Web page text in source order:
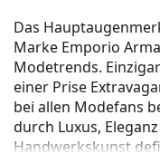
Das
Marke Emporio
Modetrends.
einer Prise
bei allen Modefans
durch Luxus,
Handwerkskunst